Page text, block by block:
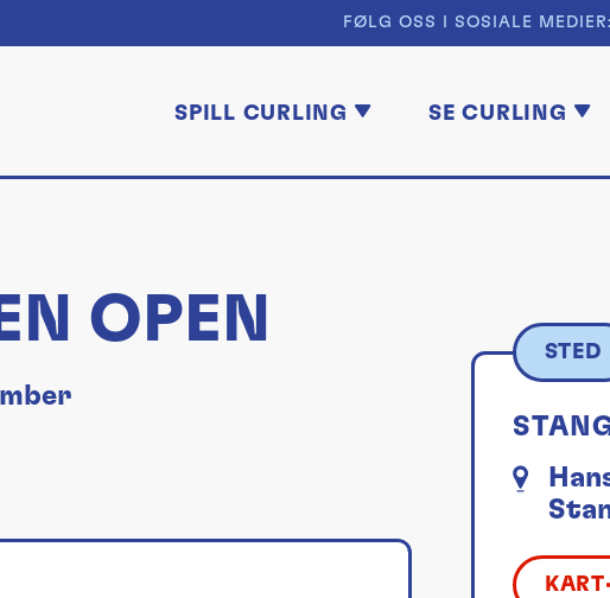
FØLG OSS I SOSIALE MEDIER:
SPILL CURLING SE CURLING
OPEN STED
KART